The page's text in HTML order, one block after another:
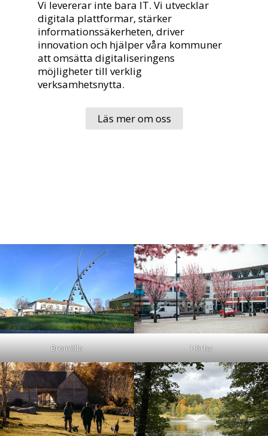
Vi levererar inte bara IT. Vi utvecklar
digitala plattformar, stärker
informationssäkerheten, driver
innovation och hjälper våra kommuner
att omsätta digitaliseringens
möjligheter till verklig
verksamhetsnytta.
Läs mer om oss
Bromölla Hörby